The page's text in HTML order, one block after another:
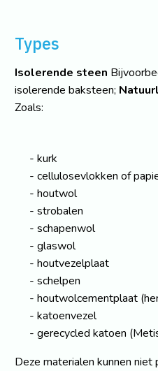
Types
Isolerende steen
isolerende baksteen;
Zoals:
kurk
cellulosevlokken of
houtwol
strobalen
schapenwol
glaswol
houtvezelplaat
schelpen
houtwolcementplaat
katoenvezel
gerecycled katoen
Deze materialen kunnen